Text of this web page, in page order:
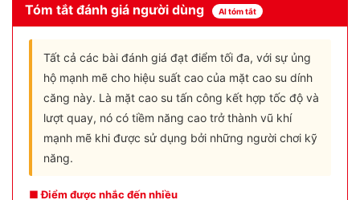
Tóm tắt đánh giá người dùng AI tóm tắt
Tất cả các bài đánh giá đạt điểm tối đa, với sự ủng
hộ mạnh mẽ cho hiệu suất cao của mặt cao su dính
căng này. Là mặt cao su tấn công kết hợp tốc độ và
lượt quay, nó có tiềm năng cao trở thành vũ khí
mạnh mẽ khi được sử dụng bởi những người chơi kỹ
năng.
■ Điểm được nhắc đến nhiều